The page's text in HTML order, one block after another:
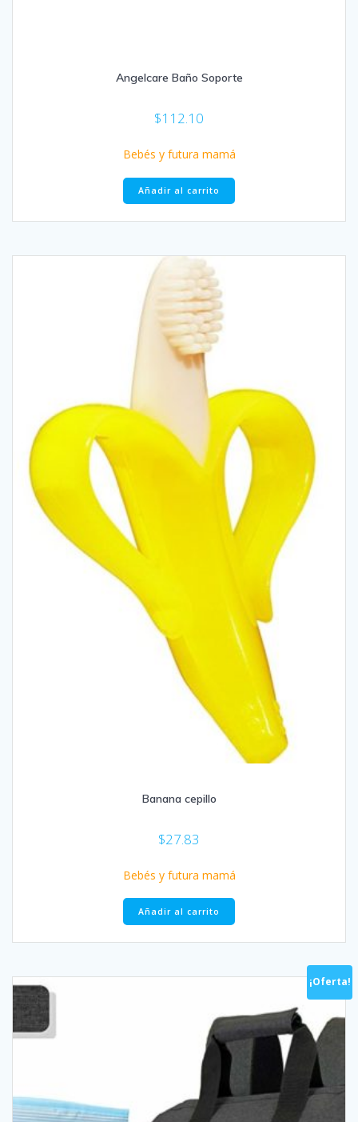
Angelcare Baño Soporte
$112.10
Bebés y futura mamá
Añadir al carrito
Banana cepillo
$27.83
Bebés y futura mamá
Añadir al carrito
¡Oferta!